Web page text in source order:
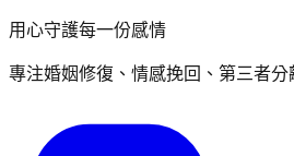
用心守護每一份感情
專注婚姻修復、情感挽回、第三者